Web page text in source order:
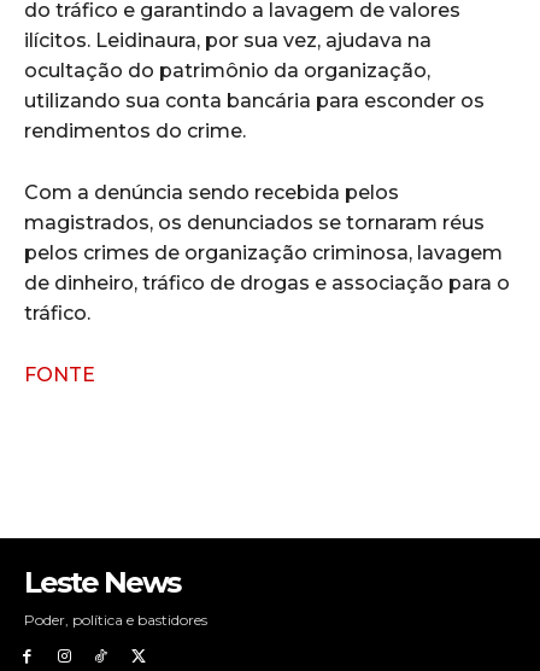
do tráfico e garantindo a lavagem de valores
ilícitos. Leidinaura, por sua vez, ajudava na
ocultação do patrimônio da organização,
utilizando sua conta bancária para esconder os
rendimentos do crime.
Com a denúncia sendo recebida pelos
magistrados, os denunciados se tornaram réus
pelos crimes de organização criminosa, lavagem
de dinheiro, tráfico de drogas e associação para o
tráfico.
FONTE
Leste News
Poder, política e bastidores